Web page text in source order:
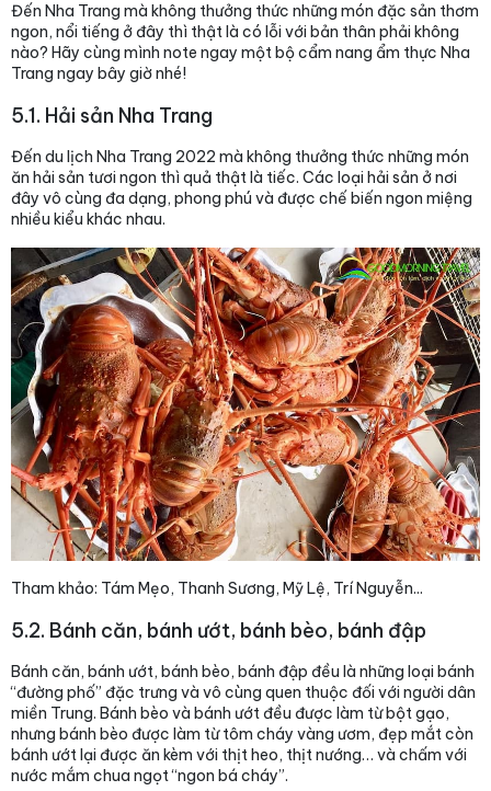
Đến Nha Trang mà không thưởng thức những món đặc sản thơm
ngon, nổi tiếng ở đây thì thật là có lỗi với bản thân phải không
nào? Hãy cùng mình note ngay một bộ cẩm nang ẩm thực Nha
Trang ngay bây giờ nhé!
5.1. Hải sản Nha Trang
Đến du lịch Nha Trang 2022 mà không thưởng thức những món
ăn hải sản tươi ngon thì quả thật là tiếc. Các loại hải sản ở nơi
đây vô cùng đa dạng, phong phú và được chế biến ngon miệng
nhiều kiểu khác nhau.
Tham khảo: Tám Mẹo, Thanh Sương, Mỹ Lệ, Trí Nguyễn...
5.2. Bánh căn, bánh ướt, bánh bèo, bánh đập
Bánh căn, bánh ướt, bánh bèo, bánh đập đều là những loại bánh
“đường phố” đặc trưng và vô cùng quen thuộc đối với người dân
miền Trung. Bánh bèo và bánh ướt đều được làm từ bột gạo,
nhưng bánh bèo được làm từ tôm cháy vàng ươm, đẹp mắt còn
bánh ướt lại được ăn kèm với thịt heo, thịt nướng… và chấm với
nước mắm chua ngọt “ngon bá cháy”.